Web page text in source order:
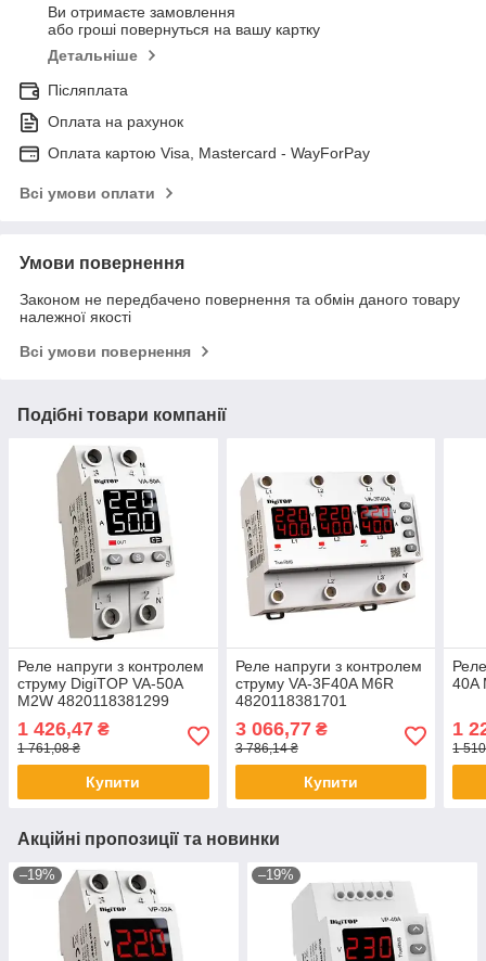
Ви отримаєте замовлення
або гроші повернуться на вашу картку
Детальніше
Післяплата
Оплата на рахунок
Оплата картою Visa, Mastercard - WayForPay
Всі умови оплати
Умови повернення
Законом не передбачено повернення та обмін даного товару
належної якості
Всі умови повернення
Подібні товари компанії
Реле напруги з контролем
струму DigiTOP VA-50A
M2W 4820118381299
1 426,47 ₴
1 761,08 ₴
Купити
Реле напруги з контролем
струму VA-3F40A M6R
4820118381701
3 066,77₴
3 786,14 ₴
Купити
40A
1
1
Акційні пропозиції та новинки
–19% –19%